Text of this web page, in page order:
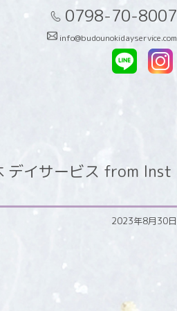
0798-70-8007
info@budounokidayservice.com
デイサービス from Inst
2023年8月30日